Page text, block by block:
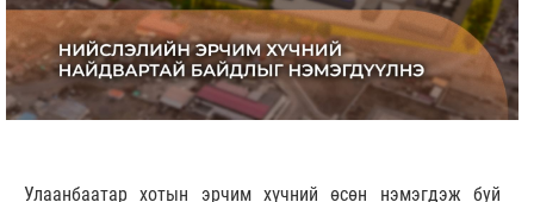
Улаанбаатар хотын эрчим хүчний өсөн нэмэгдэж буй